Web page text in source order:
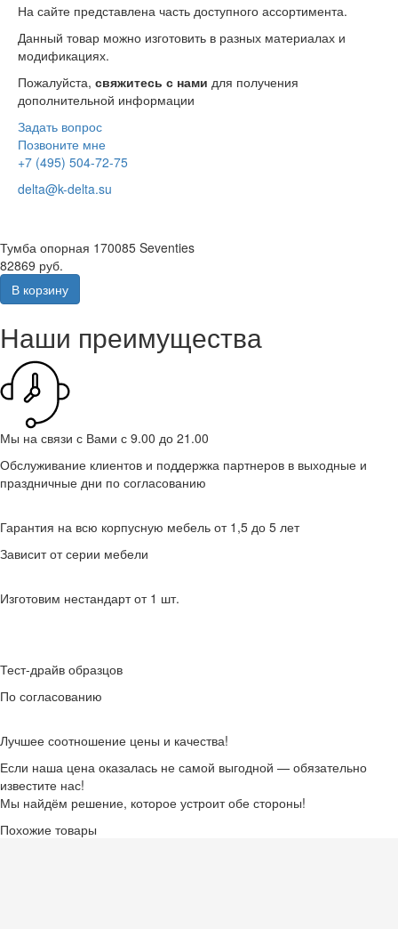
На сайте представлена часть доступного ассортимента.
Данный товар можно изготовить в разных материалах и
модификациях.
Пожалуйста, свяжитесь с нами для получения
дополнительной информации
Задать вопрос
Позвоните мне
+7 (495) 504-72-75
delta@k-delta.su
Тумба опорная 170085 Seventies
82869 руб.
В корзину
Наши преимущества
Мы на связи с Вами с 9.00 до 21.00
Обслуживание клиентов и поддержка партнеров в выходные и
праздничные дни по согласованию
Гарантия на всю корпусную мебель от 1,5 до 5 лет
Зависит от серии мебели
Изготовим нестандарт от 1 шт.
Тест-драйв образцов
По согласованию
Лучшее соотношение цены и качества!
Если наша цена оказалась не самой выгодной — обязательно
известите нас!
Мы найдём решение, которое устроит обе стороны!
Похожие товары